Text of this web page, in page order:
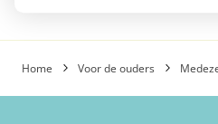
Home Voor de ouders